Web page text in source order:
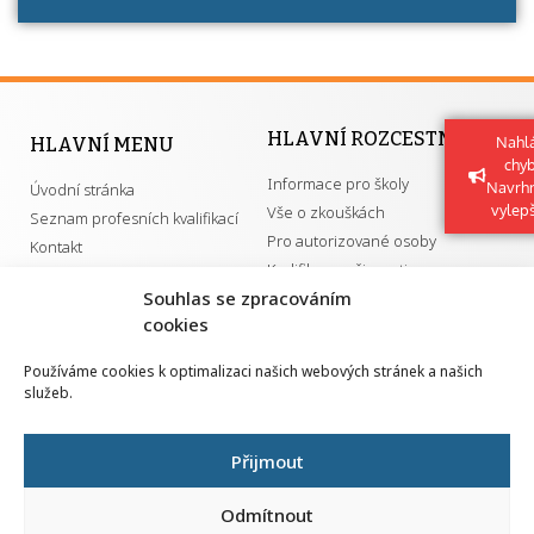
Souhlas se zpracováním
cookies
Používáme cookies k optimalizaci našich webových stránek a našich
služeb.
Přijmout
Odmítnout
HLAVNÍ MENU
Úvodní stránka
Seznam profesních kvalifikací
Kontakt
HLAVNÍ ROZCESTNÍK
Informace pro školy
Vše o zkouškách
Pro autorizované osoby
Kvalifikace a živnosti
GDPR
Národní pedagogický institut ČR
Senovážné náměstí 25
110 00 Praha 1